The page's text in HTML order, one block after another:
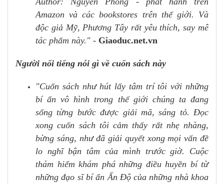
Amazon và các bookstores trên thế giới. Và
độc giả Mỹ, Phương Tây rất yêu thích, say mê
tác phẩm này." - Giaoduc.net.vn
Người nổi tiếng nói gì về cuốn sách này
"Cuốn sách như hút lấy tâm trí tôi với những
bí ẩn vô hình trong thế giới chúng ta đang
sống từng bước được giải mã, sáng tỏ. Đọc
xong cuốn sách tôi cảm thấy rất nhẹ nhàng,
bừng sáng, như đã giải quyết xong mọi vấn đề
lo nghĩ bận tâm của mình trước giờ. Cuộc
thám hiểm khám phá những điều huyền bí từ
những đạo sĩ bí ẩn Ấn Độ của những nhà khoa